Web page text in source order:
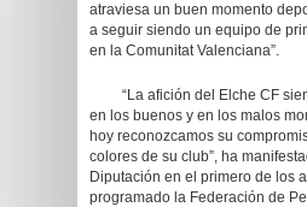
atraviesa un buen momento
a seguir siendo un equipo de
en la Comunitat Valenciana”.
“La afición del Elche CF
en los buenos y en los malos
hoy reconozcamos su
colores de su club”, ha
Diputación en el primero de los
programado la Federación de